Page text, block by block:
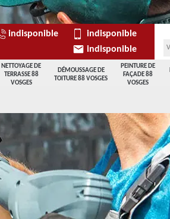
NETTOYAGE DE
TERRASSE 88
VOSGES
DÉMOUSSAGE DE
TOITURE 88 VOSGES
PEINTURE DE
FAÇADE 88
VOSGES
indisponible
indisponible
indisponible